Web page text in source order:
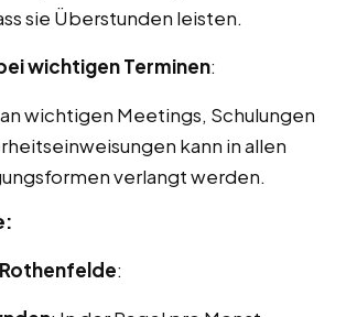
sie Überstunden leisten.
wichtigen Terminen:
wichtigen Meetings, Schulungen
kann in allen
verlangt werden.
: